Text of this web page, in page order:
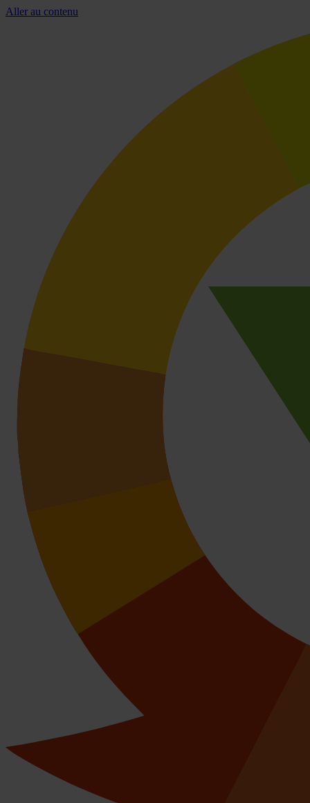
Aller au contenu